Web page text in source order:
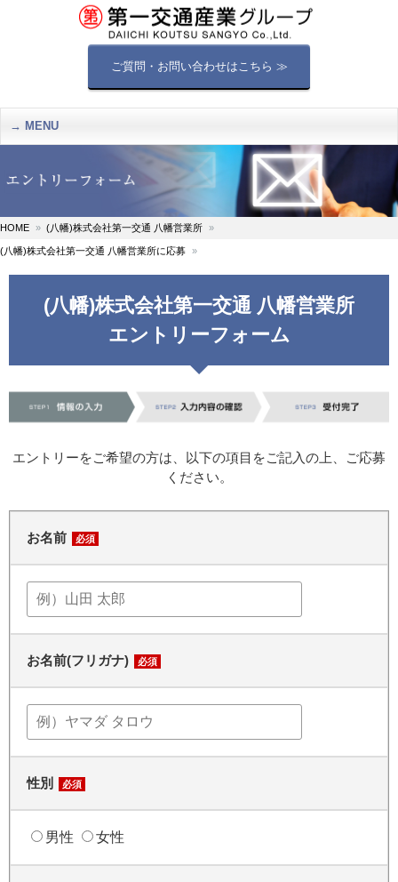
ご質問・お問い合わせはこちら ≫
MENU
HOME (八幡)株式会社第一交通 八幡営業所
(八幡)株式会社第一交通 八幡営業所に応募
(八幡)株式会社第一交通 八幡営業所
エントリーフォーム
エントリーをご希望の方は、以下の項目をご記入の上、ご応募
ください。
お名前 必須
お名前(フリガナ) 必須
性別 必須
男性 女性